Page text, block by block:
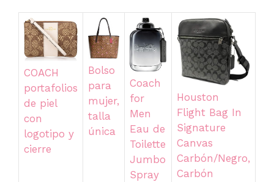
COACH
portafolios
de piel
con
logotipo y
cierre
Bolso
para
mujer,
talla
única
Coach
for
Men
Eau de
Toilette
Jumbo
Spray
Houston
Flight Bag In
Signature
Canvas
Carbón/Negro,
Carbón